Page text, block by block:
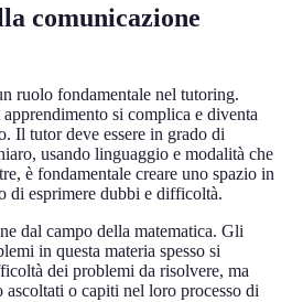
comunicazione
ruolo fondamentale nel tutoring.
si complica e diventa
Il tutor deve essere in grado di
usando linguaggio e modalità che
è fondamentale creare uno spazio in
di esprimere dubbi e difficoltà.
dal campo della matematica. Gli
in questa materia spesso si
dei problemi da risolvere, ma
ascoltati o capiti nel loro processo di